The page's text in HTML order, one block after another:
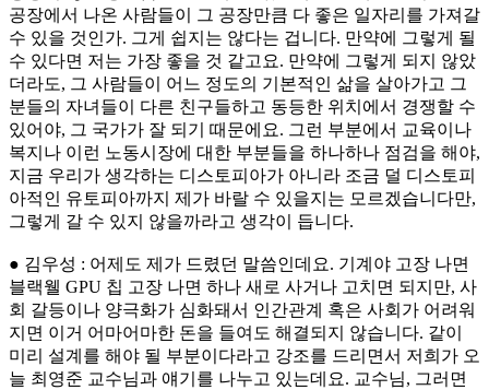
공장에서 나온 사람들이 그 공장만큼 다 좋은 일자리를 가져갈
수 있을 것인가. 그게 쉽지는 않다는 겁니다. 만약에 그렇게 될
수 있다면 저는 가장 좋을 것 같고요. 만약에 그렇게 되지 않았
더라도, 그 사람들이 어느 정도의 기본적인 삶을 살아가고 그
분들의 자녀들이 다른 친구들하고 동등한 위치에서 경쟁할 수
있어야, 그 국가가 잘 되기 때문에요. 그런 부분에서 교육이나
복지나 이런 노동시장에 대한 부분들을 하나하나 점검을 해야,
지금 우리가 생각하는 디스토피아가 아니라 조금 덜 디스토피
아적인 유토피아까지 제가 바랄 수 있을지는 모르겠습니다만,
그렇게 갈 수 있지 않을까라고 생각이 듭니다.
● 김우성 : 어제도 제가 드렸던 말씀인데요. 기계야 고장 나면
블랙웰 GPU 칩 고장 나면 하나 새로 사거나 고치면 되지만, 사
회 갈등이나 양극화가 심화돼서 인간관계 혹은 사회가 어려워
지면 이거 어마어마한 돈을 들여도 해결되지 않습니다. 같이
미리 설계를 해야 될 부분이다라고 강조를 드리면서 저희가 오
늘 최영준 교수님과 얘기를 나누고 있는데요. 교수님, 그러면